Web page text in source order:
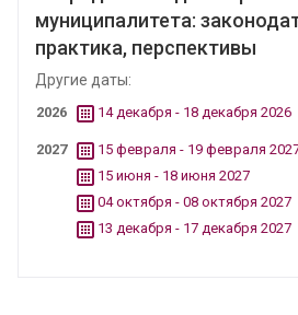
муниципалитета:
практика, перспективы
Другие даты:
2026 14 декабря - 18 декабря 2026
2027
15 февраля - 19 февраля
15 июня - 18 июня 2027
04 октября - 08 октября 2027
13 декабря - 17 декабря 2027